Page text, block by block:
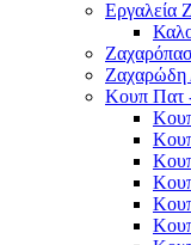
Εργαλεία
Ζαχαρώδη
Κουπ Πατ